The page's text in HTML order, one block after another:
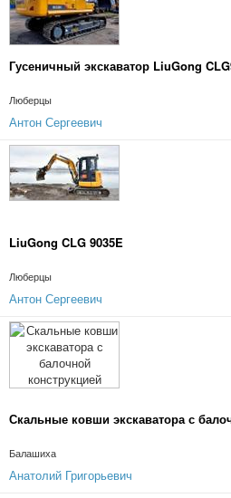
Гусеничный экскаватор LiuGong
Люберцы
Антон Сергеевич
LiuGong CLG 9035E
Люберцы
Антон Сергеевич
Скальные ковши экскаватора с
Балашиха
Анатолий Григорьевич